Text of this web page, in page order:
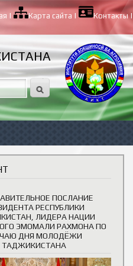
| Карта сайта | Контакты|
ПОСЛАНИЕ
РЕСПУБЛИКИ
ЛИДЕРА НАЦИИ
ЭМОМАЛИ РАХМОНА ПО
ДНЯ МОЛОДЁЖИ
ТАДЖИКИСТАНА